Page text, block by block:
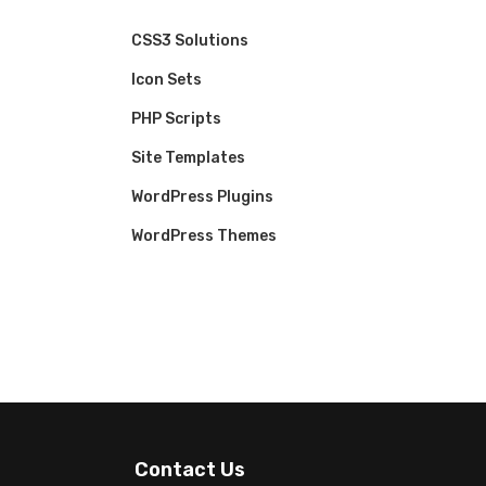
CSS3 Solutions
Icon Sets
PHP Scripts
Site Templates
WordPress Plugins
WordPress Themes
Contact Us